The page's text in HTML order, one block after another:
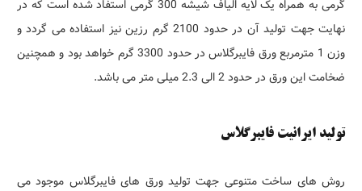
گرمی به همراه یک لایه الیاف شیشه 300 گرمی استفاد شده است که در
نهایت جهت تولید آن در حدود 2100 گرم رزین نیز استفاده می گردد و
وزن 1 مترمربع ورق فایبرگلاس در حدود 3300 گرم خواهد بود و همچنین
ضخامت این ورق در حدود 2 الی 2.3 میلی متر می باشد.
تولید ایرانیت فایبرگلاس
روش های ساخت متنوعی جهت تولید ورق های فایبرگلاس موجود می